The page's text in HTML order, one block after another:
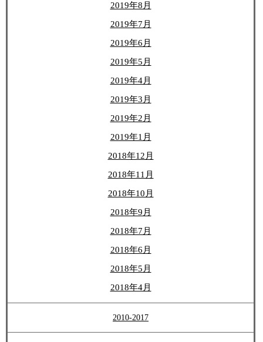
2019年8月
2019年7月
2019年6月
2019年5月
2019年4月
2019年3月
2019年2月
2019年1月
2018年12月
2018年11月
2018年10月
2018年9月
2018年7月
2018年6月
2018年5月
2018年4月
2010-2017